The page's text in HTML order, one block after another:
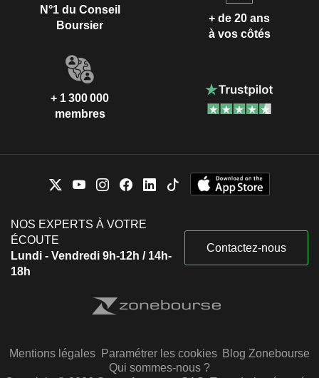
N°1 du Conseil
Boursier
+ de 20 ans
à vos côtés
+ 1 300 000
membres
NOS EXPERTS À VOTRE
ÉCOUTE
Lundi - Vendredi 9h-12h / 14h-
18h
Contactez-nous
Mentions légales Paramétrer les cookies Blog Zonebourse
Qui sommes-nous ?